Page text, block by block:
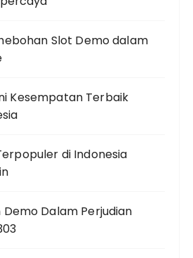
Slot Demo dalam
Kesempatan Terbaik
di Indonesia
Dalam Perjudian